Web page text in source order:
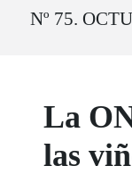
Nº 75.
La
las